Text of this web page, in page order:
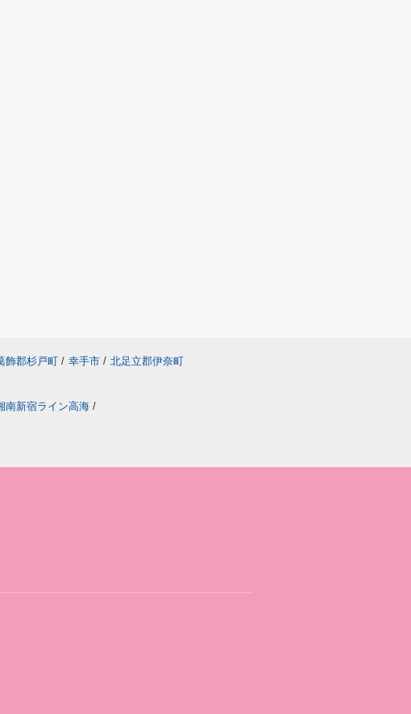
飾郡杉戸町 / 幸手市 / 北足立郡伊奈町
南新宿ライン高海 /